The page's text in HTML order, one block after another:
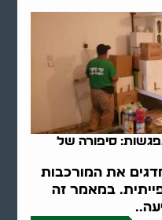
נפגשות: סיפורה של
את המורכבות
במאמר זה